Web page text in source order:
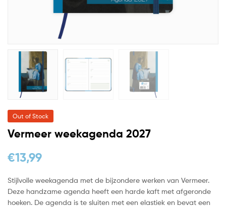
Out of Stock
Vermeer weekagenda 2027
€13,99
Stijlvolle weekagenda met de bijzondere werken van Vermeer.
Deze handzame agenda heeft een harde kaft met afgeronde
hoeken. De agenda is te sluiten met een elastiek en bevat een